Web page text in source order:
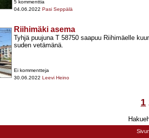
5 kommenttia
04.06.2022 Pasi Seppälä
Riihimäki asema
Tyhjä puujuna T 58750 saapuu Riihimäelle
suden vetämänä.
Ei kommentteja
30.06.2022 Leevi Heino
1